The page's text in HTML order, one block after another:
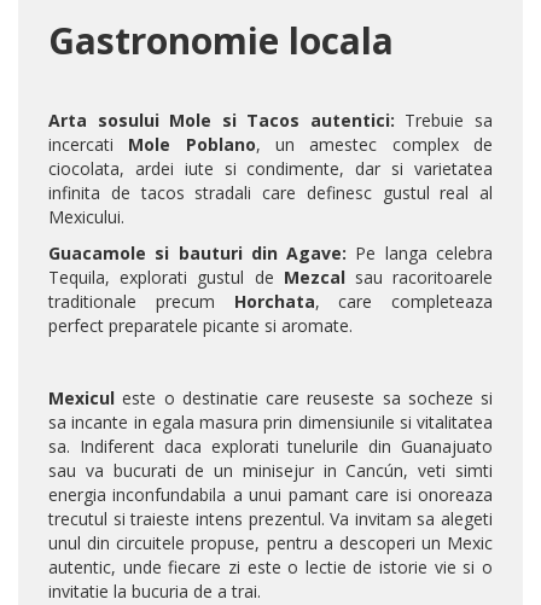
Gastronomie locala
Arta sosului Mole si Tacos autentici: Trebuie sa
incercati Mole Poblano, un amestec complex de
ciocolata, ardei iute si condimente, dar si varietatea
infinita de tacos stradali care definesc gustul real al
Mexicului.
Guacamole si bauturi din Agave: Pe langa celebra
Tequila, explorati gustul de Mezcalsau racoritoarele
traditionale precum Horchata, care completeaza
perfect preparatele picante si aromate.
Mexiculeste o destinatie care reuseste sa socheze si
sa incante in egala masura prin dimensiunile si vitalitatea
sa. Indiferent daca explorati tunelurile din Guanajuato
sau va bucurati de un minisejur in Cancún, veti simti
energia inconfundabila a unui pamant care isi onoreaza
trecutul si traieste intens prezentul. Va invitam sa alegeti
unul din circuitele propuse, pentru a descoperi un Mexic
autentic, unde fiecare zi este o lectie de istorie vie si o
invitatie la bucuria de a trai.